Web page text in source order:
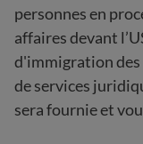
personnes en
affaires devant
d'immigration des
de services
sera fournie et